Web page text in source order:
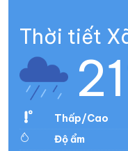
Thời tiết
Thấp/Cao
Độ ẩm